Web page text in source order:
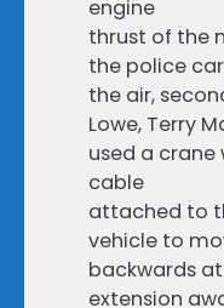
engine
thrust of the
the police
the air,
Lowe, Terry
used a
cable
attached to
vehicle to
backwards
extension